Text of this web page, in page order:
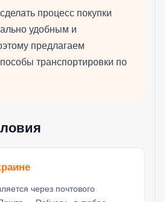
процесс покупки
удобным и
предлагаем
транспортировки по
через почтового